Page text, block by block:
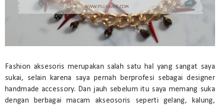
Fashion aksesoris merupakan salah satu hal yang sangat saya
sukai, selain karena saya pernah berprofesi sebagai designer
handmade accessory. Dan jauh sebelum itu saya memang suka
dengan berbagai macam akseosoris seperti gelang, kalung,